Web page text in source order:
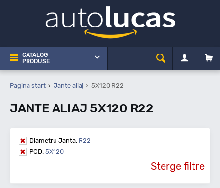
CATALOG
PRODUSE
Pagina start Jante aliaj 5X120 R22
JANTE ALIAJ 5X120 R22
Diametru Janta: R22
PCD: 5X120
Sterge filtre